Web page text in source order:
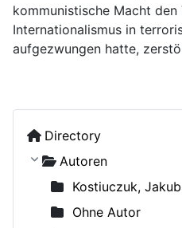
Directory
Autoren
Kostiuczuk, Jakub,
Ohne Autor
kommunistische Macht den
Internationalismus in
aufgezwungen hatte,